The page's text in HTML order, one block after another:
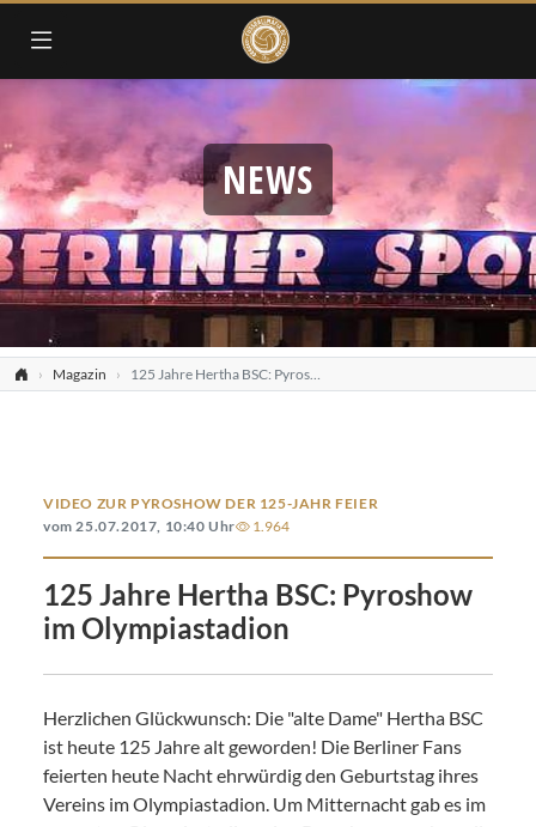
NEWS
Magazin 125 Jahre Hertha BSC: Pyroshow im Olympiastadion
VIDEO ZUR PYROSHOW DER 125-JAHR FEIER
vom 25.07.2017, 10:40 Uhr
1.964
125 Jahre Hertha BSC: Pyroshow
im Olympiastadion
Herzlichen Glückwunsch: Die "alte Dame" Hertha BSC
ist heute 125 Jahre alt geworden! Die Berliner Fans
feierten heute Nacht ehrwürdig den Geburtstag ihres
Vereins im Olympiastadion. Um Mitternacht gab es im